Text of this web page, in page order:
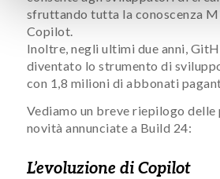
sfruttando tutta la conoscenza
Copilot.
Inoltre, negli ultimi due anni,
diventato lo strumento di
con 1,8 milioni di abbonati
Vediamo un breve riepilogo
novità annunciate a Build 24:
L’evoluzione di Copilot